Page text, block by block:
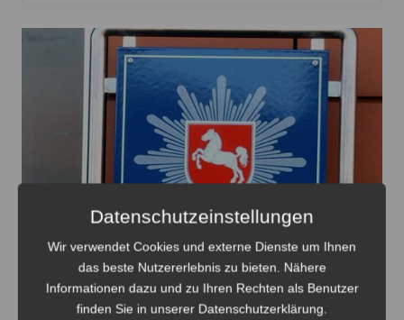
Datenschutzeinstellungen
Wir verwendet Cookies und externe Dienste um Ihnen
das beste Nutzererlebnis zu bieten. Nähere
Informationen dazu und zu Ihren Rechten als Benutzer
finden Sie in unserer Datenschutzerklärung.